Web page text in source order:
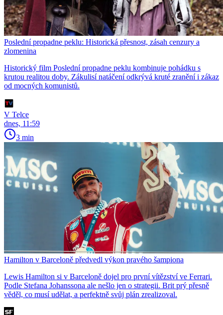
Poslední propadne peklu: Historická přesnost, zásah cenzury a
zlomenina
Historický film Poslední propadne peklu kombinuje pohádku s
krutou realitou doby. Zákulisí natáčení odkrývá kruté zranění i zákaz
od mocných komunistů.
V Telce
dnes, 11:59
3 min
Hamilton v Barceloně předvedl výkon pravého šampiona
Lewis Hamilton si v Barceloně dojel pro první vítězství ve Ferrari.
Podle Stefana Johanssona ale nešlo jen o strategii. Brit prý přesně
věděl, co musí udělat, a perfektně svůj plán zrealizoval.